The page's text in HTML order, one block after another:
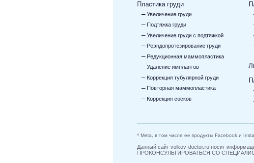
Пластика груди
Увеличение груди
Подтяжка груди
Увеличение груди с подтяжкой
Реэндопротезирование груди
Редукционная маммопластика
Удаление имплантов
Коррекция тубулярной груди
Повторная маммопластика
Коррекция сосков
* Meta, в том числе ее продукты Facebook и
Данный сайт volkov-doctor.ru носит
ПРОКОНСУЛЬТИРОВАТЬСЯ СО